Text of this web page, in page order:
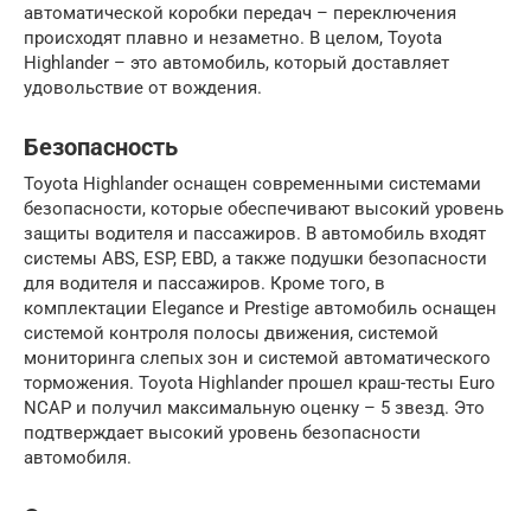
автоматической коробки передач – переключения
происходят плавно и незаметно. В целом, Toyota
Highlander – это автомобиль, который доставляет
удовольствие от вождения.
Безопасность
Toyota Highlander оснащен современными системами
безопасности, которые обеспечивают высокий уровень
защиты водителя и пассажиров. В автомобиль входят
системы ABS, ESP, EBD, а также подушки безопасности
для водителя и пассажиров. Кроме того, в
комплектации Elegance и Prestige автомобиль оснащен
системой контроля полосы движения, системой
мониторинга слепых зон и системой автоматического
торможения. Toyota Highlander прошел краш-тесты Euro
NCAP и получил максимальную оценку – 5 звезд. Это
подтверждает высокий уровень безопасности
автомобиля.